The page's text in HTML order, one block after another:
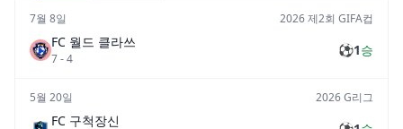
7월 8일 2026 제2회 GIFA컵
FC 월드 클라쓰
7-4
⚽1승
5월 20일 2026 G리그
FC 구척장신